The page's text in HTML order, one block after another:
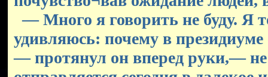
— Много я говорить не буду. Я
удивляюсь: почему в
— протянул он вперед руки,— не